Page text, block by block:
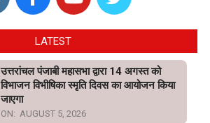
LATEST
उत्तरांचल पंजाबी महासभा द्वारा 14 अगस्त को
विभाजन विभीषिका स्मृति दिवस का आयोजन किया
जाएगा
ON: AUGUST 5, 2026